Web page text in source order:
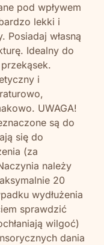
pod wpływem
lekki i
Posiadaj własną
Idealny do
i
UWAGA!
są do
się do
(za
należy
20
wydłużenia
sprawdzić
wilgoć)
dania